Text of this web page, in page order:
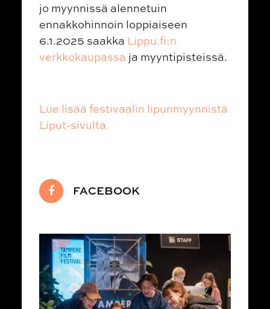
jo myynnissä alennetuin
ennakkohinnoin loppiaiseen
6.1.2025 saakka Lippu.fi:n
verkkokaupassa ja myyntipisteissä.
Lue lisää festivaalin lipunmyynnistä
Liput-sivulta.
FACEBOOK